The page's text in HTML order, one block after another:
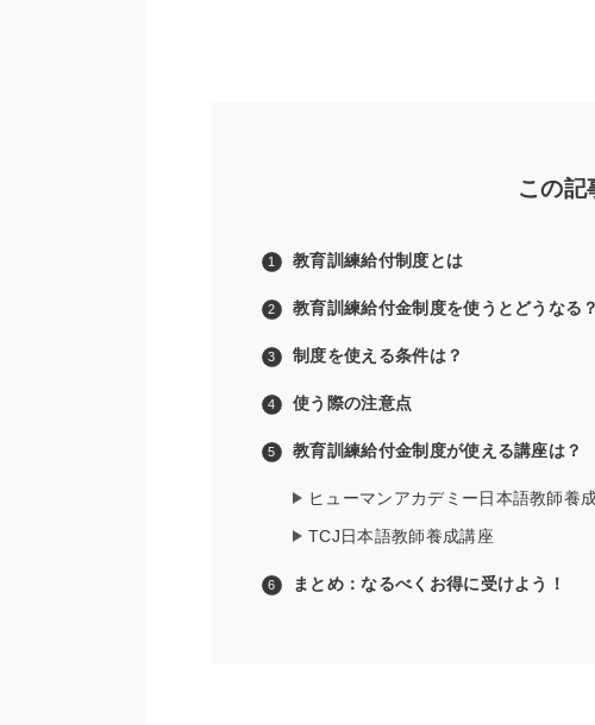
この記
教育訓練給付制度とは
教育訓練給付金制度を使うとどうなる？
制度を使える条件は？
使う際の注意点
教育訓練給付金制度が使える講座は？
ヒューマンアカデミー日本語教師養
TCJ日本語教師養成講座
まとめ：なるべくお得に受けよう！